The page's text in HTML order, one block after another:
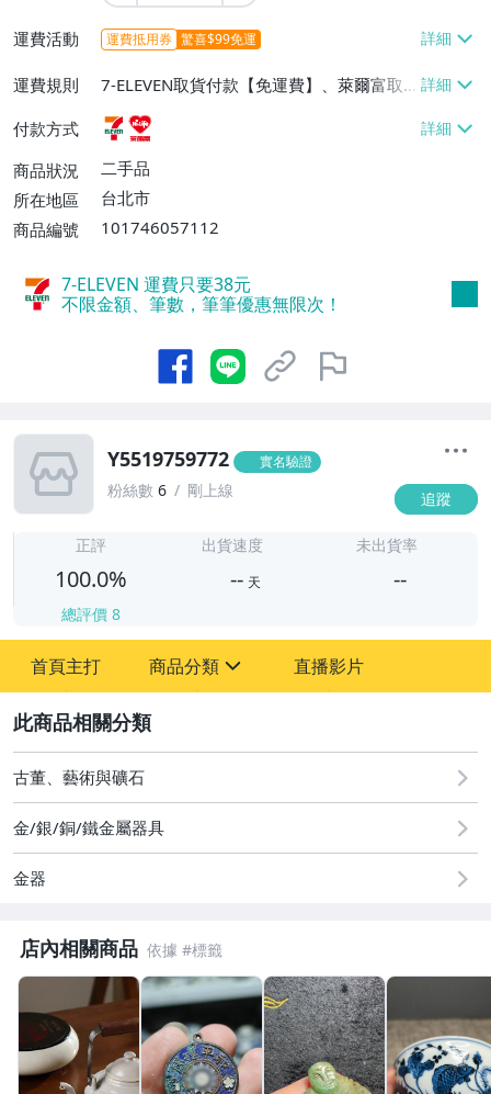
運費活動 運費抵用券 驚喜$99免運
運費規則
7-ELEVEN取貨付款【免運費】、萊爾富取
貨付款【免運費】
付款方式
商品狀況
二手品
所在地區
台北市
商品編號
101746057112
7-ELEVEN 運費只要38元
不限金額、筆數，筆筆優惠無限次！
Y5519759772 實名驗證
粉絲數 6 剛上線 追蹤
正評
100.0%
總評價 8
出貨速度
-- 天
未出貨率
--
首頁主打 商品分類
圖書/影音/文具
手機、配件與通訊
玩具、模型與公仔
偶像、球員卡與郵幣
女裝與服飾配件
男性精品與服飾
直播影片
古董、藝術與礦石
金/銀/銅/鐵金屬器具
金器
店內相關商品